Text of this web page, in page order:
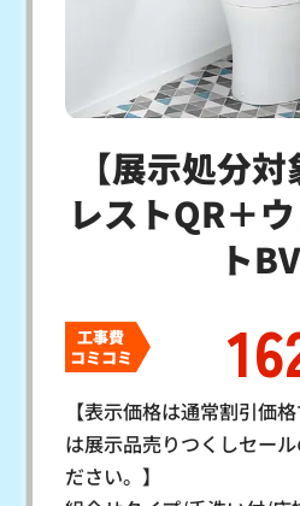
【展示処分
レストQR＋
ト
工事費
コミコミ
【表示価格は通常割引価
は展示品売りつくしセー
ださい。】